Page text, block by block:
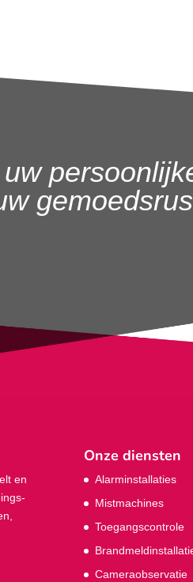
uw
en
Onze diensten
Alarminstallaties
Mistmachines
Toegangscontrole
Cameraobservatie